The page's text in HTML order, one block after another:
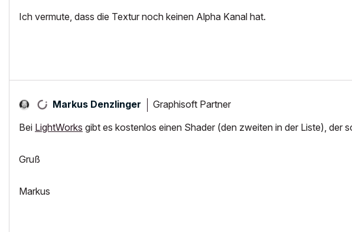
Ich vermute, dass die Textur noch keinen Alpha Kanal hat.
Markus Denzlinger Graphisoft Partner
Bei LightWorks gibt es kostenlos einen Shader (den zweiten in der Liste), der
Gruß
Markus